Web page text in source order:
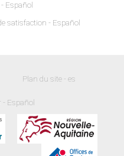
Español
satisfaction - Español
Plan du site - es
- Español